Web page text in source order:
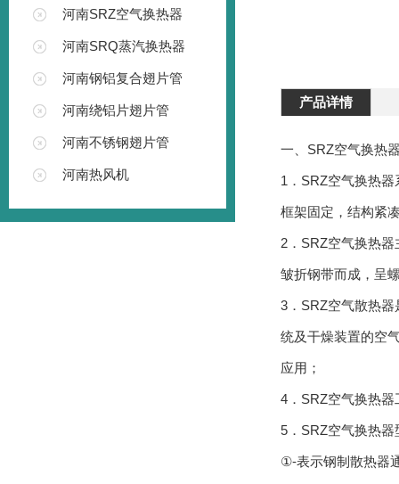
河南SRZ空气换热器
河南SRQ蒸汽换热器
河南钢铝复合翅片管
河南绕铝片翅片管
河南不锈钢翅片管
河南热风机
产品详情
一、SRZ空气换热
1．SRZ空气换热器
框架固定，结构紧凑
2．SRZ空气换热器
皱折钢带而成，
3．SRZ空气散热器
统及干燥装置的空气
应用；
4．SRZ空气换热器工
5．SRZ空气换热
①-表示钢制散热器